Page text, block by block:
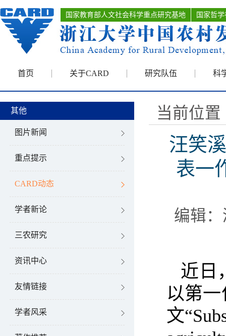
国家教育部人文社会科学重点研究基地 国家哲
首页 关于CARD 研究队伍 科
其他
图片新闻
重点提示
CARD动态
学者新论
三农研究
资讯中心
友情链接
学者风采
当前位置
汪笑
表一
编辑
近日
以第
文“